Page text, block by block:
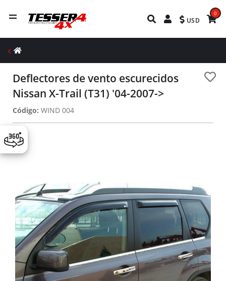
USD
0
Deflectores de vento escurecidos
Nissan X-Trail (T31) '04-2007->
Código: WIND 004